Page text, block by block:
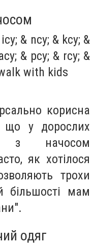
корисна
у дорослих
з начосом
як хотілося
трохи
більшості мам
одяг